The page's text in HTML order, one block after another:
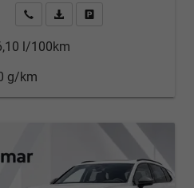
Kontakt & Angebot anfordern
PDF-Datei, Fahrzeugexposé
l/100km
g/km